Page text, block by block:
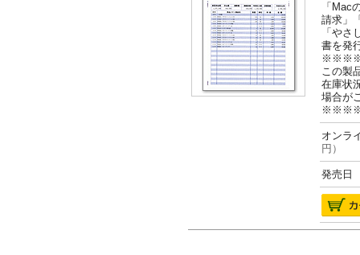
「Mac
請求」
「や
書を発
この製
在庫状
場合が
オン
円）
発売日